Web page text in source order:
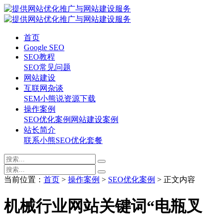
首页
Google SEO
SEO教程
SEO常见问题
网站建设
互联网杂谈
SEM小熊说资源下载
操作案例
SEO优化案例 网站建设案例
站长简介
联系小熊SEO优化套餐
当前位置： 首页 > 操作案例 > SEO优化案例 > 正文内容
机械行业网站关键词“电瓶叉